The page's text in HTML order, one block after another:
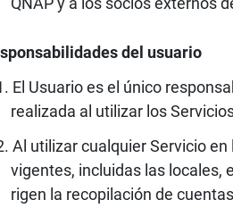
del usuario
El Usuario es el único
realizada al utilizar los
Al utilizar cualquier Servicio
vigentes, incluidas las locales,
rigen la recopilación de